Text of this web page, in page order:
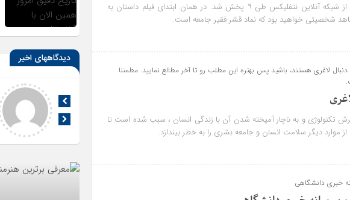
سریال کره‌ای Squid Game از شبکه آنلاین نتفلیکس طی ۹ پخش شد. در همان ابتدای فیلم داستان به
شخصیتی خواهید بود که نماد قشر فقیر جامعه است.
لاغری هستند، باشید پس بهتره این مطلب رو تا آخر مطالع نمایید. مطمننا
تکنولوژی و به ناچار آمیخته شدن آن با زندگی انسان ، سبب شده است تا
موارد دیگر سلامت انسان و جامعه بشری را به خطر بیندازد.
خبری دانشگاهی
دیدگاههای اخیر
هاش رو بالا می بره تلویزیون سری Q سامسونگ بهترینن
ادامه